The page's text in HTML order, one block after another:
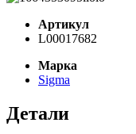
Артикул
L00017682
Марка
Sigma
Детали